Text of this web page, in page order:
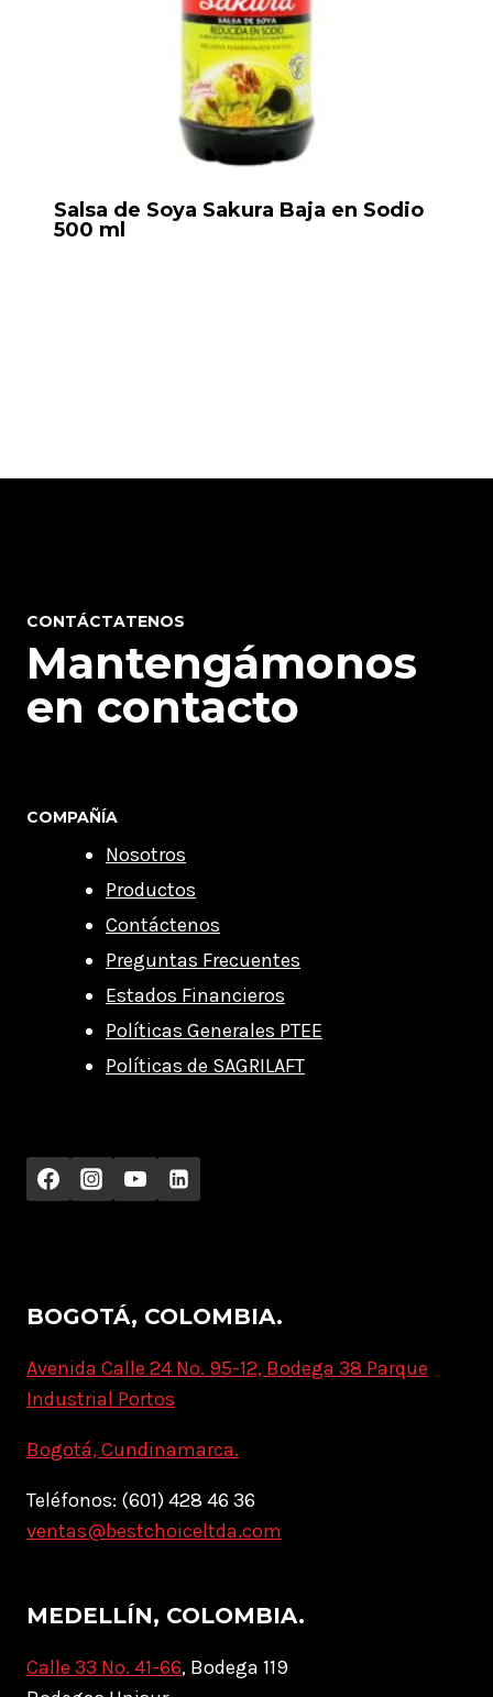
Salsa de Soya Sakura Baja en Sodio
500 ml
CONTÁCTATENOS
Mantengámonos
en contacto
COMPAÑÍA
Nosotros
Productos
Contáctenos
Preguntas Frecuentes
Estados Financieros
Políticas Generales PTEE
Políticas de SAGRILAFT
BOGOTÁ, COLOMBIA.
Avenida Calle 24 No. 95-12, Bodega 38 Parque
Industrial Portos
Bogotá, Cundinamarca.
Teléfonos: (601) 428 46 36
ventas@bestchoiceltda.com
MEDELLÍN, COLOMBIA.
Calle 33 No. 41-66, Bodega 119